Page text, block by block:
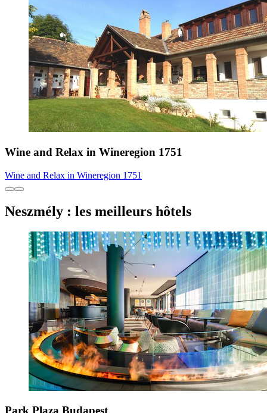
Wine and Relax in Wineregion 1751
Wine and Relax in Wineregion 1751
Neszmély : les meilleurs hôtels
Park Plaza Budapest